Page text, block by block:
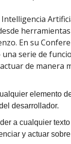
Intelligencia
En su
serie de
de manera
elemento
desarrollador.
a cualquier
y actuar